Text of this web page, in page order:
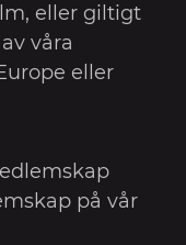
eller giltigt
våra
eller
på vår